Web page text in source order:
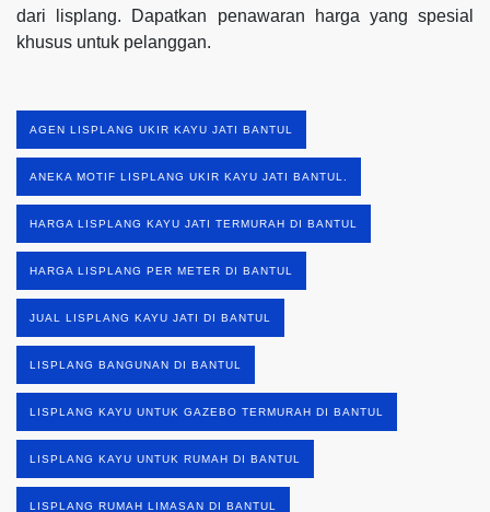
dari lisplang. Dapatkan penawaran harga yang spesial
khusus untuk pelanggan.
AGEN LISPLANG UKIR KAYU JATI BANTUL
ANEKA MOTIF LISPLANG UKIR KAYU JATI BANTUL.
HARGA LISPLANG KAYU JATI TERMURAH DI BANTUL
HARGA LISPLANG PER METER DI BANTUL
JUAL LISPLANG KAYU JATI DI BANTUL
LISPLANG BANGUNAN DI BANTUL
LISPLANG KAYU UNTUK GAZEBO TERMURAH DI BANTUL
LISPLANG KAYU UNTUK RUMAH DI BANTUL
LISPLANG RUMAH LIMASAN DI BANTUL